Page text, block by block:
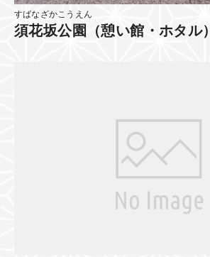
すばなざかこうえん
須花坂公園（憩い館・ホタル）